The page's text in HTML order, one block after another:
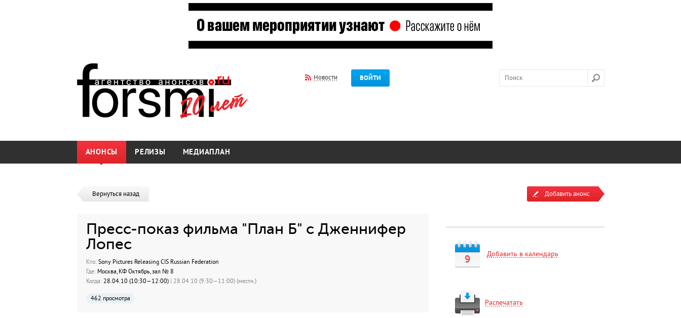
Новости ВОЙТИ
АНОНСЫ РЕЛИЗЫ МЕДИАПЛАН
Вернуться назад
Пресс-показ фильма "План Б" с Дженнифер
Лопес
Кто:Sony Pictures Releasing CIS Russian Federation
Где:Москва, КФ Октябрь, зал № 8
Когда:28.04.10 (10:30—12:00) | 28.04.10 (9:30—11:00) (местн.)
462 просмотра
Добавить анонс
9 Добавить в календарь
Распечатать